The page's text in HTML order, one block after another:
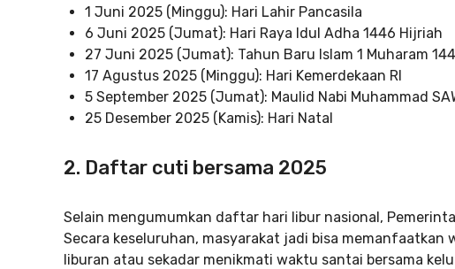
1 Juni 2025 (Minggu): Hari Lahir Pancasila
6 Juni 2025 (Jumat): Hari Raya Idul Adha 1446 Hijriah
27 Juni 2025 (Jumat): Tahun Baru Islam 1 Muharam
17 Agustus 2025 (Minggu): Hari Kemerdekaan RI
5 September 2025 (Jumat): Maulid Nabi Muhammad
25 Desember 2025 (Kamis): Hari Natal
2. Daftar cuti bersama 2025
Selain mengumumkan daftar hari libur nasional,
Secara keseluruhan, masyarakat jadi bisa
liburan atau sekadar menikmati waktu santai bersama